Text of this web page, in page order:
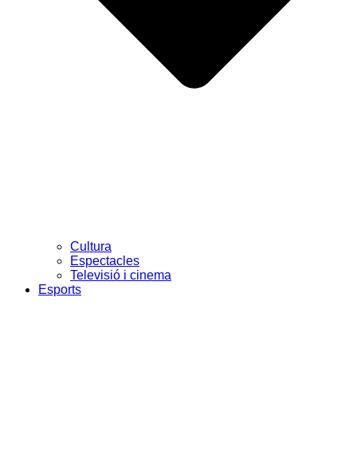
Cultura
Espectacles
Televisió i cinema
Esports